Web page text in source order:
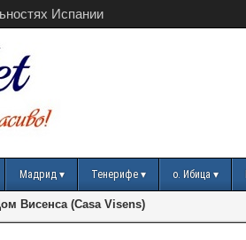
Испании
Мадрид Тенерифе о. Ибица
Висенса (Casa Visens)